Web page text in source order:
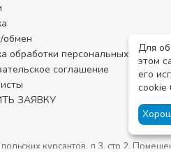
обмен
обработки персональных данных
соглашение
ЗАЯВКУ
курсантов, д 3. стр 2.
Для
этом
его
cookie